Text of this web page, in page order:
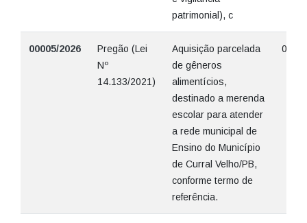
patrimonial), c
00005/2026
Pregão (Lei
Nº
14.133/2021)
Aquisição parcelada
de gêneros
alimentícios,
destinado a merenda
escolar para atender
a rede municipal de
Ensino do Município
de Curral Velho/PB,
conforme termo de
referência.
01/